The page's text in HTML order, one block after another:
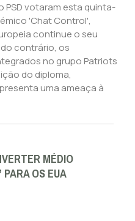
PSD votaram esta quinta-
'Chat Control',
continue o seu
contrário, os
no grupo Patriots
do diploma,
uma ameaça à
MÉDIO
OS EUA